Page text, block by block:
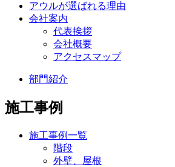
アウルが選ばれる理由
会社案内
代表挨拶
会社概要
アクセスマップ
部門紹介
施工事例
施工事例一覧
階段
外壁、屋根